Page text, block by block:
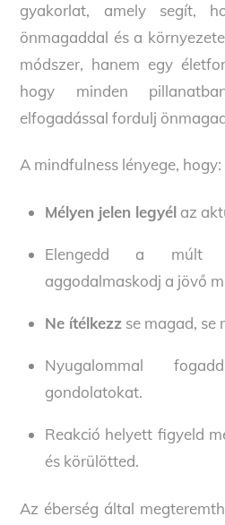
gyakorlat, amely segít,
önmagaddal és a
módszer, hanem egy
hogy minden
elfogadással fordulj
A mindfulness lényege, hogy:
Mélyen jelen legyélaz
Elengedd a múlt
aggodalmaskodj a jövő
Ne ítélkezz se magad, se
Nyugalommal
gondolatokat.
Reakció helyett figyeld
és körülötted.
Az éberség által